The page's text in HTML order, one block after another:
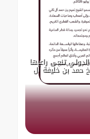
تنعى راعيها
حمد بن خليفة آل